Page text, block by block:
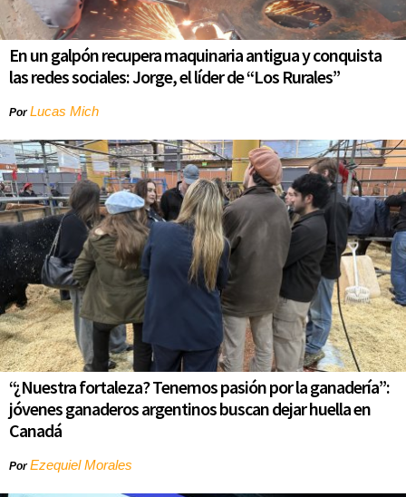
En un galpón recupera maquinaria antigua y conquista
las redes sociales: Jorge, el líder de “Los Rurales”
PorLucas Mich
“¿Nuestra fortaleza? Tenemos pasión por la ganadería”:
jóvenes ganaderos argentinos buscan dejar huella en
Canadá
PorEzequiel Morales